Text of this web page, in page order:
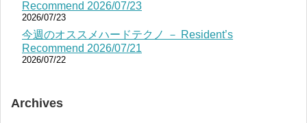
Recommend 2026/07/23
2026/07/23
今週のオススメハードテクノ － Resident’s
Recommend 2026/07/21
2026/07/22
Archives